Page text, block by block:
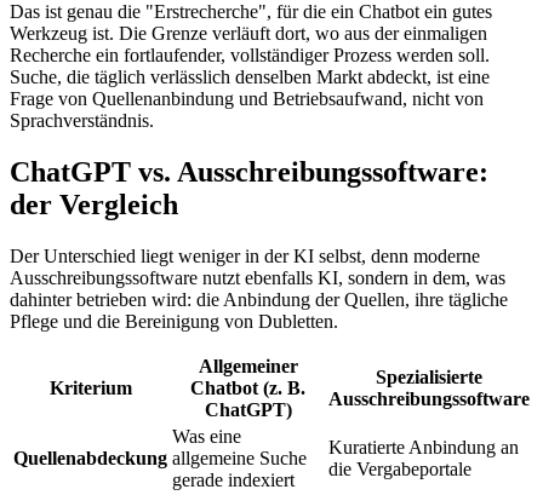
Das ist genau die "Erstrecherche", für die ein Chatbot ein gutes
Werkzeug ist. Die Grenze verläuft dort, wo aus der einmaligen
Recherche ein fortlaufender, vollständiger Prozess werden soll.
Suche, die täglich verlässlich denselben Markt abdeckt, ist eine
Frage von Quellenanbindung und Betriebsaufwand, nicht von
Sprachverständnis.
ChatGPT vs. Ausschreibungssoftware:
der Vergleich
Der Unterschied liegt weniger in der KI selbst, denn moderne
Ausschreibungssoftware nutzt ebenfalls KI, sondern in dem, was
dahinter betrieben wird: die Anbindung der Quellen, ihre tägliche
Pflege und die Bereinigung von Dubletten.
Kriterium
Allgemeiner
Chatbot (z. B.
ChatGPT)
Spezialisierte
Ausschreibungssoftware
Quellenabdeckung
Was eine
allgemeine Suche
gerade indexiert
Kuratierte Anbindung an
die Vergabeportale